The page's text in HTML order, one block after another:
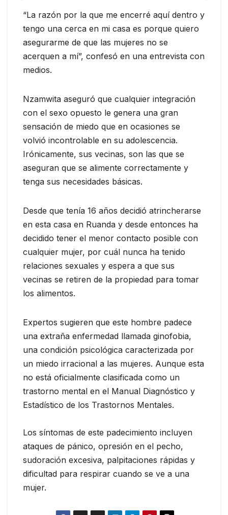
“La razón por la que me encerré aquí dentro y
tengo una cerca en mi casa es porque quiero
asegurarme de que las mujeres no se
acerquen a mí”, confesó en una entrevista con
medios.
Nzamwita aseguró que cualquier integración
con el sexo opuesto le genera una gran
sensación de miedo que en ocasiones se
volvió incontrolable en su adolescencia.
Irónicamente, sus vecinas, son las que se
aseguran que se alimente correctamente y
tenga sus necesidades básicas.
Desde que tenía 16 años decidió atrincherarse
en esta casa en Ruanda y desde entonces ha
decidido tener el menor contacto posible con
cualquier mujer, por cuál nunca ha tenido
relaciones sexuales y espera a que sus
vecinas se retiren de la propiedad para tomar
los alimentos.
Expertos sugieren que este hombre padece
una extraña enfermedad llamada ginofobia,
una condición psicológica caracterizada por
un miedo irracional a las mujeres. Aunque esta
no está oficialmente clasificada como un
trastorno mental en el Manual Diagnóstico y
Estadístico de los Trastornos Mentales.
​Los síntomas de este padecimiento incluyen
ataques de pánico, opresión en el pecho,
sudoración excesiva, palpitaciones rápidas y
dificultad para respirar cuando se ve a una
mujer.